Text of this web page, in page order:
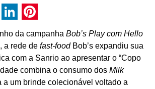
LinkedIn
Pinterest
da campanha Bob’s Play com Hello
, a rede de fast-foodBob’s expandiu sua
com a Sanrio ao apresentar o “Copo
combina o consumo dos Milk
a um brinde colecionável voltado a